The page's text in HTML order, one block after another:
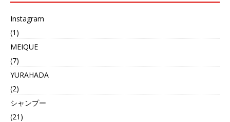
Instagram
(1)
MEIQUE
(7)
YURAHADA
(2)
シャンプー
(21)